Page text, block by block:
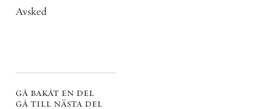
Avsked
gå bakåt en del
gå till nästa del